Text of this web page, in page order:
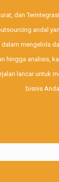
dan
andal
dalam mengelola
hingga analisis,
lancar untuk
bisnis